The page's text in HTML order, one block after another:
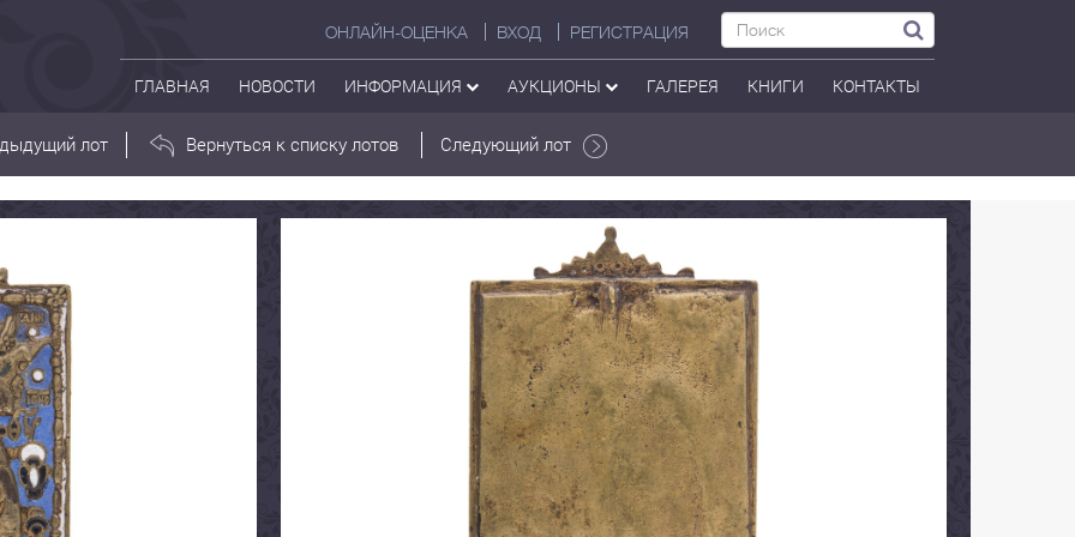
ОНЛАЙН-ОЦЕНКА ВХОД РЕГИСТРАЦИЯ
ГЛАВНАЯ НОВОСТИ ИНФОРМАЦИЯ АУКЦИОНЫ ГАЛЕРЕЯ КНИГИ КОНТАКТЫ
лот Вернуться к списку лотов Следующий лот